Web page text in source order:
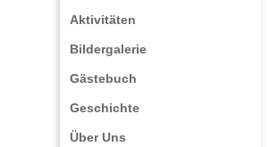
Aktivitäten
Bildergalerie
Gästebuch
Geschichte
Über Uns